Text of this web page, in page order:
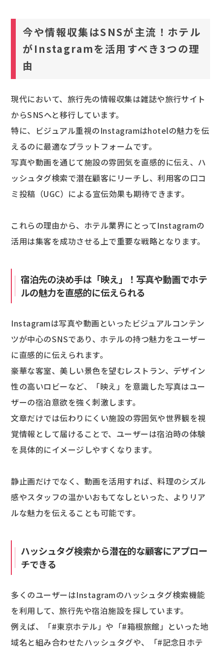
今や情報収集はSNSが主流！ホテル
がInstagramを活用すべき3つの理
由
現代において、旅行先の情報収集は雑誌や旅行サイト
からSNSへと移行しています。
特に、ビジュアル重視のInstagramはhotelの魅力を伝
えるのに最適なプラットフォームです。
写真や動画を通じて施設の雰囲気を直感的に伝え、ハ
ッシュタグ検索で潜在顧客にリーチし、利用客の口コ
ミ投稿（UGC）による宣伝効果も期待できます。
これらの理由から、ホテル業界にとってInstagramの
活用は集客を成功させる上で重要な戦略となります。
宿泊先の決め手は「映え」！写真や動画でホテ
ルの魅力を直感的に伝えられる
Instagramは写真や動画といったビジュアルコンテン
ツが中心のSNSであり、ホテルの持つ魅力をユーザー
に直感的に伝えられます。
豪華な客室、美しい景色を望むレストラン、デザイン
性の高いロビーなど、「映え」を意識した写真はユー
ザーの宿泊意欲を強く刺激します。
文章だけでは伝わりにくい施設の雰囲気や世界観を視
覚情報として届けることで、ユーザーは宿泊時の体験
を具体的にイメージしやすくなります。
静止画だけでなく、動画を活用すれば、料理のシズル
感やスタッフの温かいおもてなしといった、よりリア
ルな魅力を伝えることも可能です。
ハッシュタグ検索から潜在的な顧客にアプロー
チできる
多くのユーザーはInstagramのハッシュタグ検索機能
を利用して、旅行先や宿泊施設を探しています。
例えば、「#東京ホテル」や「#箱根旅館」といった地
域名と組み合わせたハッシュタグや、「#記念日ホテ